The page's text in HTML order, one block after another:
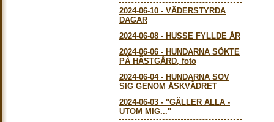
2024-06-10 - VÄDERSTYRDA
DAGAR
2024-06-08 - HUSSE FYLLDE ÅR
2024-06-06 - HUNDARNA SÖKTE
PÅ HÄSTGÅRD, foto
2024-06-04- HUNDARNA SOV
SIG GENOM ÅSKVÄDRET
2024-06-03 - "GÄLLER ALLA -
UTOM MIG..."